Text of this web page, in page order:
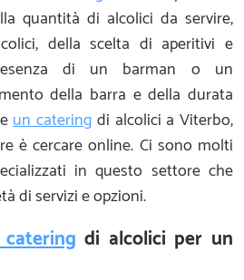
quantità di alcolici da servire,
della scelta di aperitivi e
di un barman o un
della barra e della durata
un catering di alcolici a Viterbo,
è cercare online. Ci sono molti
in questo settore che
di servizi e opzioni.
di alcolici per un